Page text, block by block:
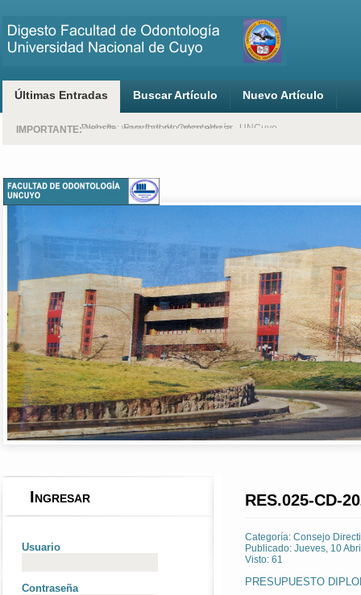
Últimas Entradas Buscar Artículo Nuevo Artículo
IMPORTANTE:Digesto - Facultad de Odontología - UNCuyo
Website: www.fodonto.uncu.edu.ar
Ingresar
Usuario
Contraseña
RES.025-CD-
Categoría: Consejo
Publicado: Jueves, 10
Visto: 61
PRESUPUESTO